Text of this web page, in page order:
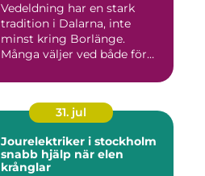
Vedeldning har en stark
tradition i Dalarna, inte
minst kring Borlänge.
Många väljer ved både för
31. jul
Jourelektriker i stockholm
snabb hjälp när elen
krånglar